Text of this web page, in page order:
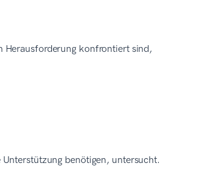
Herausforderung konfrontiert sind,
benötigen, untersucht.